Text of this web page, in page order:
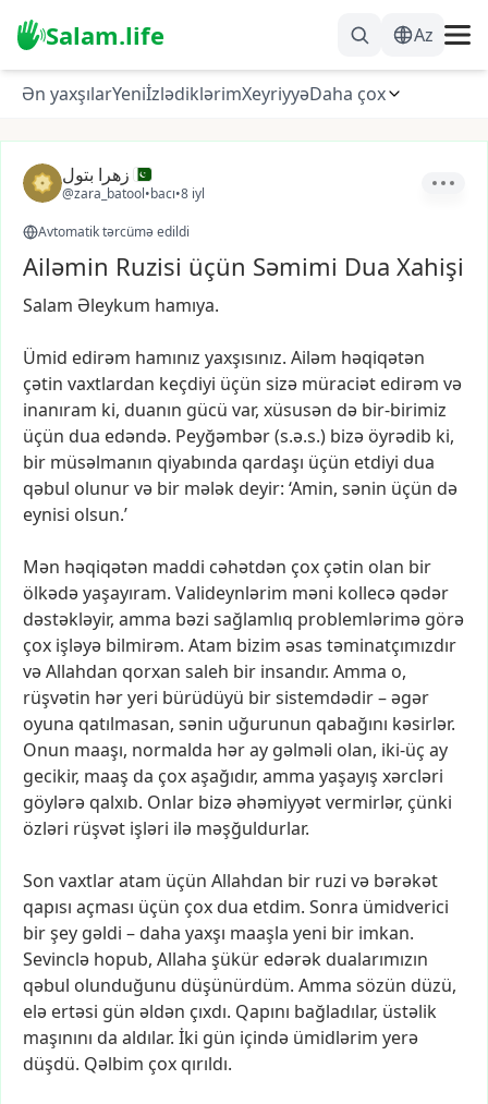
Salam.life Az
Ən yaxşılarYeniİzlədiklərimXeyriyyəDaha çox
زهرا بتول
@zara_batool•bacı•8 iyl
Avtomatik tərcümə edildi
Ailəmin Ruzisi üçün Səmimi Dua Xahişi
Salam Əleykum hamıya.
Ümid edirəm hamınız yaxşısınız. Ailəm həqiqətən
çətin vaxtlardan keçdiyi üçün sizə müraciət edirəm və
inanıram ki, duanın gücü var, xüsusən də bir-birimiz
üçün dua edəndə. Peyğəmbər(s.ə.s.) bizə öyrədib ki,
bir müsəlmanın qiyabında qardaşı üçün etdiyi dua
qəbul olunurvə bir mələk deyir: ‘Amin, sənin üçün də
eynisi olsun.’
Mən həqiqətən maddi cəhətdən çox çətin olan bir
ölkədəyaşayıram. Valideynlərim məni kollecə qədər
dəstəkləyir, amma bəzi sağlamlıq problemlərimə görə
çox işləyə bilmirəm. Atam bizim əsas təminatçımızdır
vəAllahdan qorxan saleh bir insandır. Amma o,
rüşvətin həryeri bürüdüyü birsistemdədir–əgər
oyuna qatılmasan, sənin uğurunun qabağını kəsirlər.
Onun maaşı, normalda həray gəlməli olan, iki-üç ay
gecikir, maaş da çoxaşağıdır, amma yaşayış xərcləri
göylərə qalxıb. Onlar bizəəhəmiyyətvermirlər, çünki
özləri rüşvət işləri ilə məşğuldurlar.
Son vaxtlaratam üçün Allahdan bir ruzi və bərəkət
qapısı açması üçün çox dua etdim. Sonra ümidverici
birşey gəldi – daha yaxşı maaşla yeni bir imkan.
Sevinclə hopub, Allaha şükür edərək dualarımızın
qəbul olunduğunu düşünürdüm. Amma sözün düzü,
elə ertəsi gün əldən çıxdı. Qapını bağladılar, üstəlik
maşınını da aldılar. İki gün içində ümidlərim yerə
düşdü. Qəlbim çox qırıldı.